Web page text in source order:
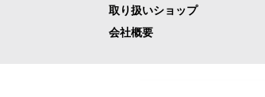
取り扱いショップ
会社概要